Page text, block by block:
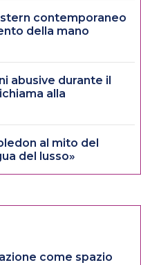
contemporaneo
della mano
abusive durante il
alla
al mito del
del lusso»
come spazio